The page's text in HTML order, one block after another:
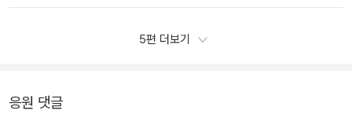
는 영향과 법적 처벌까지 알려줘서 아이들이 진지하게 받아들이더라
처럼 등장하고 이야기를 따라가다 보면, 어느새 전문 용어까지 자연
도감 따라 그리기까지 다양한 구성으로 되어 있어 읽는 재미가 더 크
고, 기억에 오래 남아요.초등 고학년인 형제도 몰입할 정도로 깊이 있
책 한 권으로 관찰력과 감수성, 과학적 사고를 모두 키울 수 있는 귀한
5편 더보기
응원 댓글